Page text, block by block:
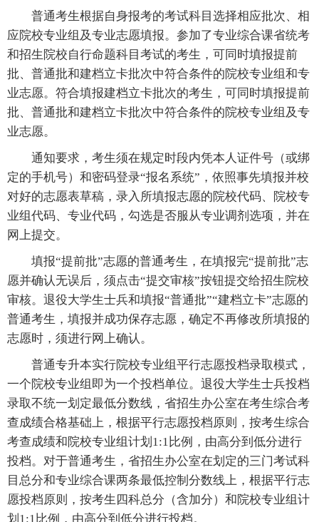
普通考生根据自身报考的考试科目选择相应批次、相
应院校专业组及专业志愿填报。参加了专业综合课省统考
和招生院校自行命题科目考试的考生，可同时填报提前
批、普通批和建档立卡批次中符合条件的院校专业组和专
业志愿。符合填报建档立卡批次的考生，可同时填报提前
批、普通批和建档立卡批次中符合条件的院校专业组及专
业志愿。
通知要求，考生须在规定时段内凭本人证件号（或绑
定的手机号）和密码登录“报名系统”，依照事先填报并校
对好的志愿表草稿，录入所填报志愿的院校代码、院校专
业组代码、专业代码，勾选是否服从专业调剂选项，并在
网上提交。
填报“提前批”志愿的普通考生，在填报完“提前批”志
愿并确认无误后，须点击“提交审核”按钮提交给招生院校
审核。退役大学生士兵和填报“普通批”“建档立卡”志愿的
普通考生，填报并成功保存志愿，确定不再修改所填报的
志愿时，须进行网上确认。
普通专升本实行院校专业组平行志愿投档录取模式，
一个院校专业组即为一个投档单位。退役大学生士兵投档
录取不统一划定最低分数线，省招生办公室在考生综合考
查成绩合格基础上，根据平行志愿投档原则，按考生综合
考查成绩和院校专业组计划1:1比例，由高分到低分进行
投档。对于普通考生，省招生办公室在划定的三门考试科
目总分和专业综合课两条最低控制分数线上，根据平行志
愿投档原则，按考生四科总分（含加分）和院校专业组计
划1:1比例，由高分到低分进行投档。